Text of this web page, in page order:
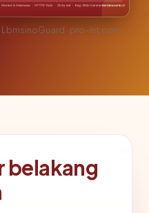
LbmsinoGuard · pro-int.com
belakang